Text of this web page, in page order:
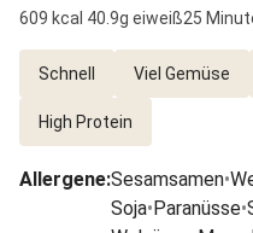
609 kcal 40.9g eiweiß25
Schnell Viel Gemüse
High Protein
Allergene:Sesamsamen•
Soja•Paranüsse•